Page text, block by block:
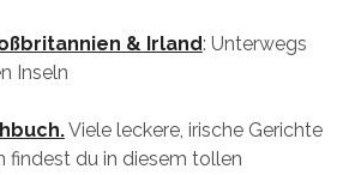
& Irland: Unterwegs
Inseln
Viele leckere, irische Gerichte
findest du in diesem tollen